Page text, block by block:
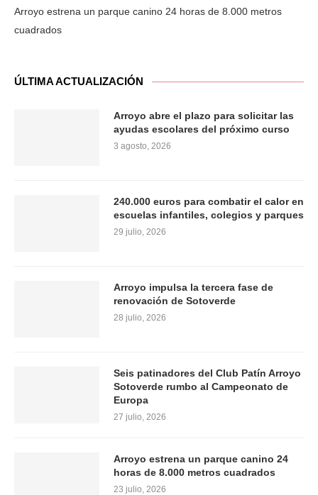
Arroyo estrena un parque canino 24 horas de 8.000 metros
cuadrados
ÚLTIMA ACTUALIZACIÓN
Arroyo abre el plazo para solicitar las
ayudas escolares del próximo curso
3 agosto, 2026
240.000 euros para combatir el calor en
escuelas infantiles, colegios y parques
29 julio, 2026
Arroyo impulsa la tercera fase de
renovación de Sotoverde
28 julio, 2026
Seis patinadores del Club Patín Arroyo
Sotoverde rumbo al Campeonato de
Europa
27 julio, 2026
Arroyo estrena un parque canino 24
horas de 8.000 metros cuadrados
23 julio, 2026